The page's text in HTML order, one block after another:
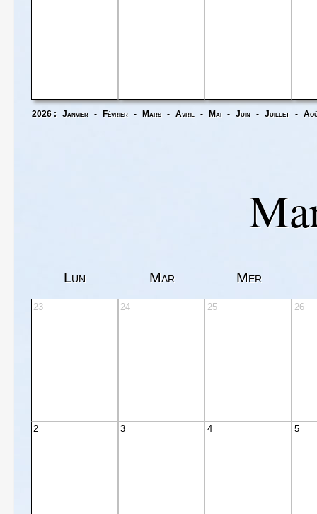
2026 : Janvier - Février - Mars - Avril - Mai - Juin - Juillet -
Lun Mar Mer
23 24 25 26
2 3 4 5